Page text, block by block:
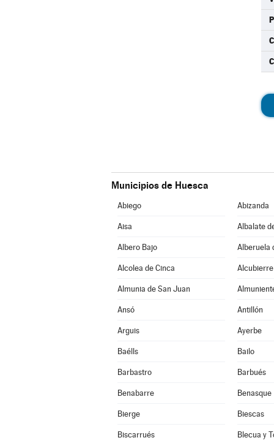
Municipios de Huesca
Abiego Abizanda
Aisa Albalate
Albero Bajo Alberuela
Alcolea de Cinca Alcubierre
Almunia de San Juan
Ansó Antillón
Arguis Ayerbe
Baélls Bailo
Barbastro Barbués
Benabarre Benasque
Bierge Biescas
Biscarrués Blecua y